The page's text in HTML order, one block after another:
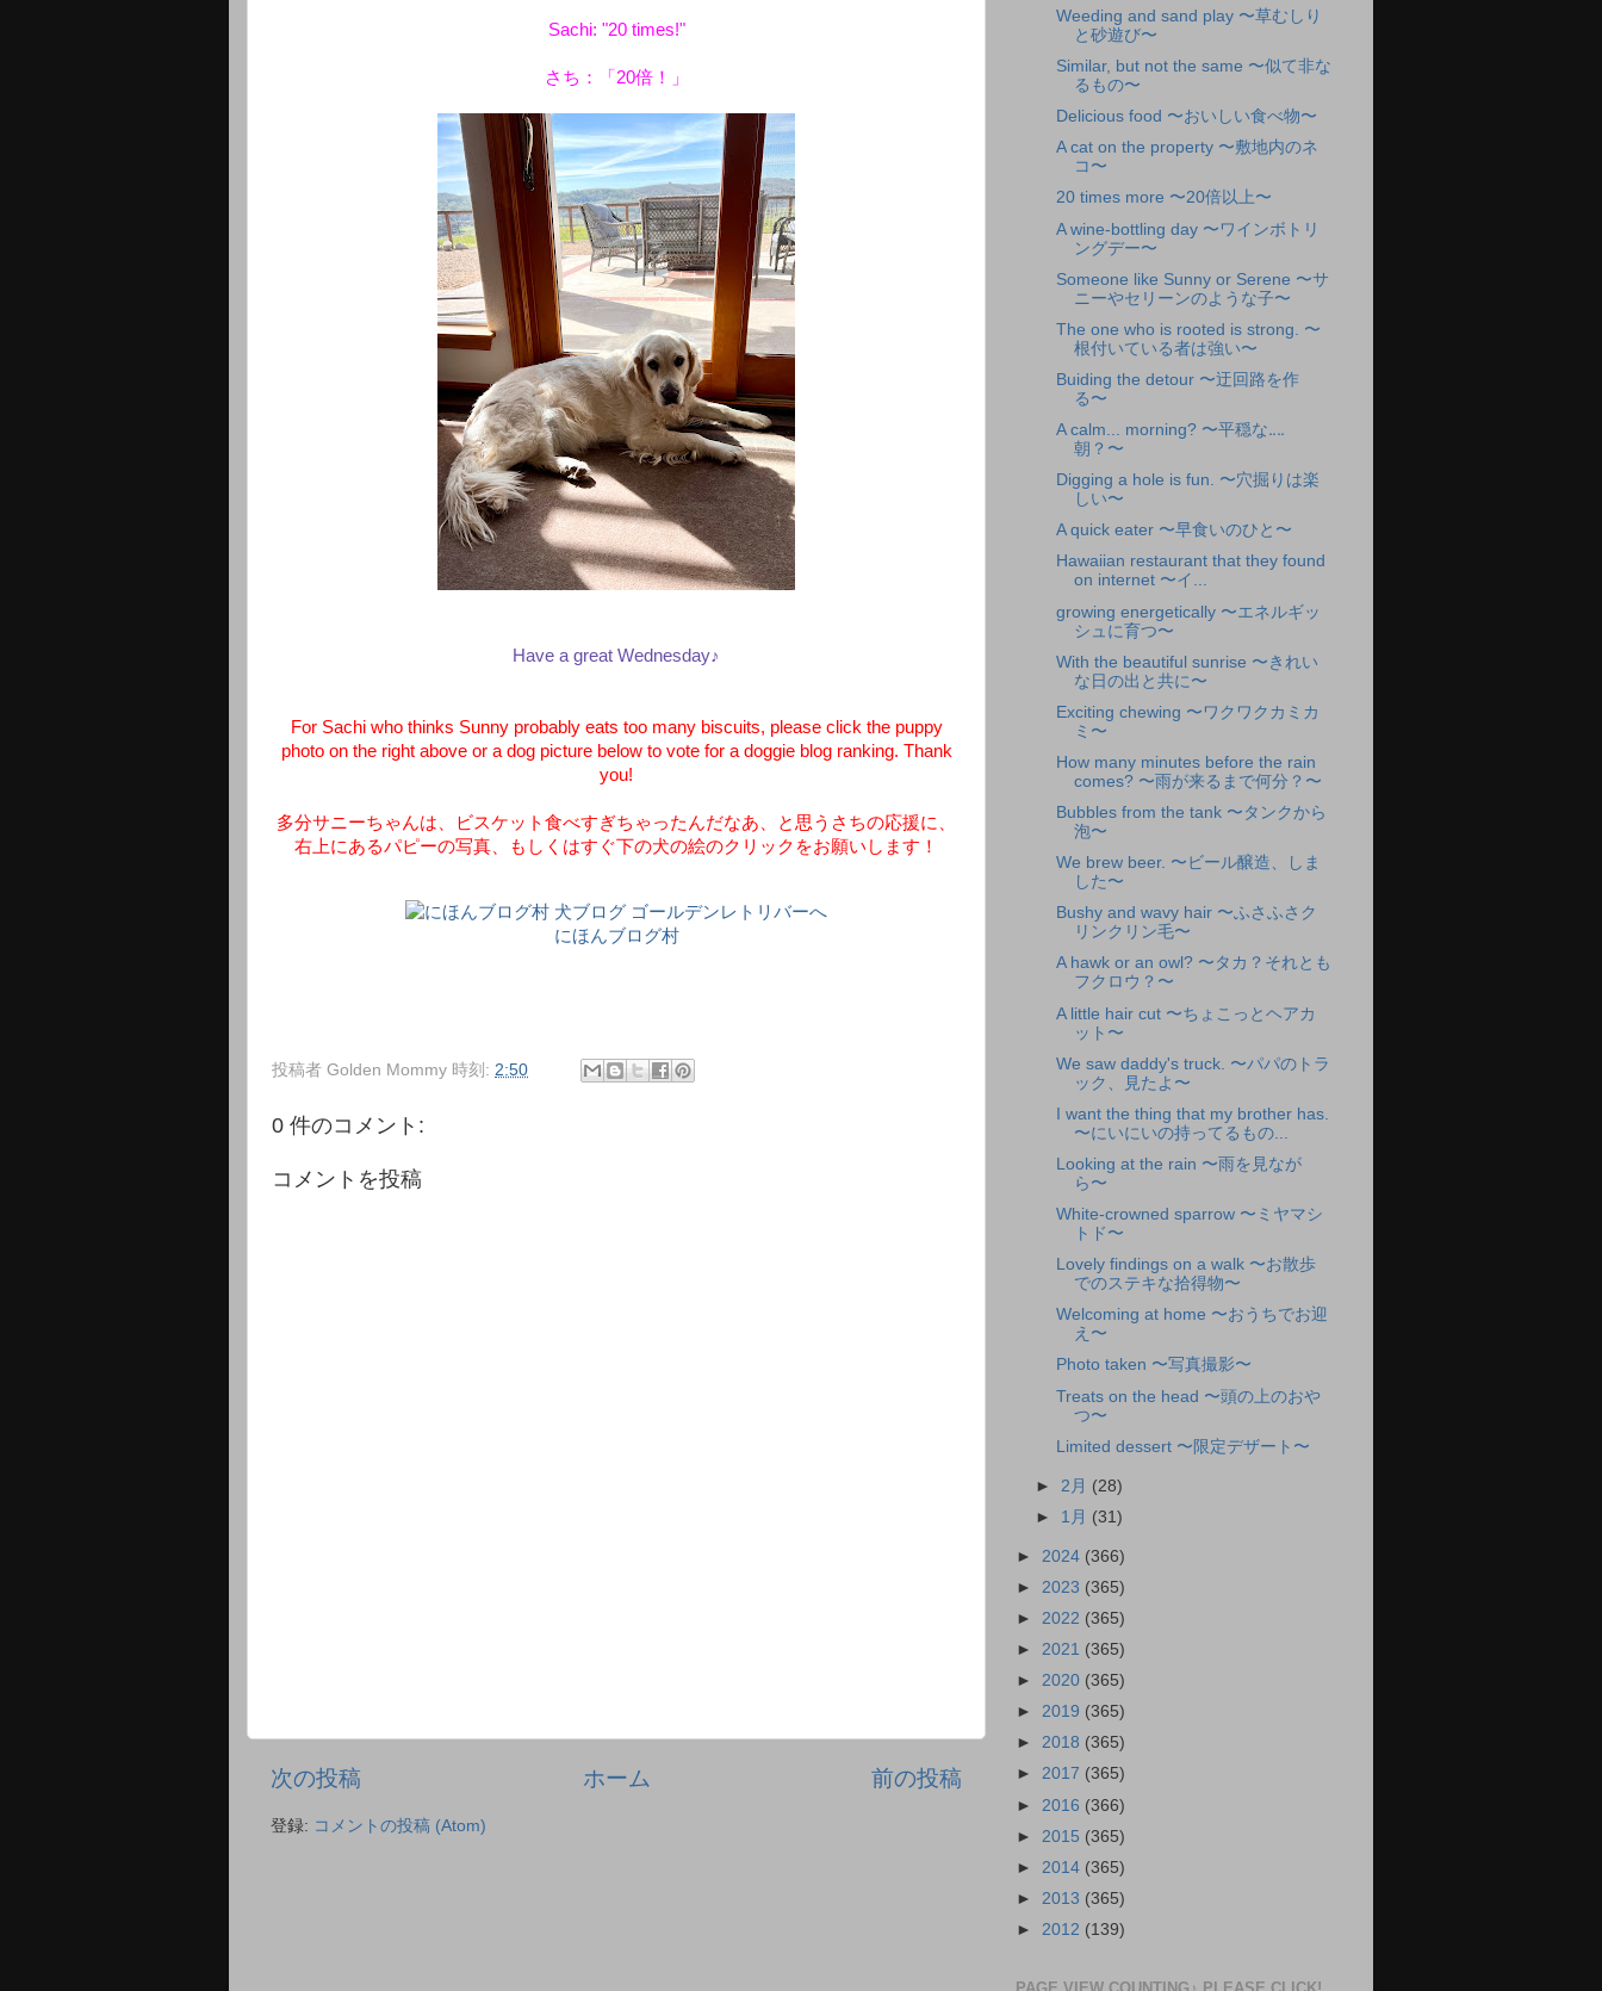
Sachi: "20 times!"
さち：「20倍！」
Have a great Wednesday♪
For Sachi who thinks Sunny probably eats too many biscuits, please click the puppy
photo on the right above or a dog picture below to vote for a doggie blog ranking. Thank
you!
多分サニーちゃんは、ビスケット食べすぎちゃったんだなあ、と思うさちの応援に、
右上にあるパピーの写真、もしくはすぐ下の犬の絵のクリックをお願いします！
にほんブログ村
投稿者 Golden Mommy 時刻: 2:50
0 件のコメント:
コメントを投稿
次の投稿 前の投稿
ホーム
登録: コメントの投稿 (Atom)
Weeding and sand play 〜草むしり
と砂遊び〜
Similar, but not the same 〜似て非な
るもの〜
Delicious food 〜おいしい食べ物〜
A cat on the property 〜敷地内のネ
コ〜
20 times more 〜20倍以上〜
A wine-bottling day 〜ワインボトリ
ングデー〜
Someone like Sunny or Serene 〜サ
ニーやセリーンのような子〜
The one who is rooted is strong. 〜
根付いている者は強い〜
Buiding the detour 〜迂回路を作
る〜
A calm... morning? 〜平穏な‥‥
朝？〜
Digging a hole is fun. 〜穴掘りは楽
しい〜
A quick eater 〜早食いのひと〜
Hawaiian restaurant that they found
on internet 〜イ...
growing energetically 〜エネルギッ
シュに育つ〜
With the beautiful sunrise 〜きれい
な日の出と共に〜
Exciting chewing 〜ワクワクカミカ
ミ〜
How many minutes before the rain
comes? 〜雨が来るまで何分？〜
Bubbles from the tank 〜タンクから
泡〜
We brew beer. 〜ビール醸造、しま
した〜
Bushy and wavy hair 〜ふさふさク
リンクリン毛〜
A hawk or an owl? 〜タカ？それとも
フクロウ？〜
A little hair cut 〜ちょこっとヘアカ
ット〜
We saw daddy's truck. 〜パパのトラ
ック、見たよ〜
I want the thing that my brother has.
〜にいにいの持ってるもの...
Looking at the rain 〜雨を見なが
ら〜
White-crowned sparrow 〜ミヤマシ
トド〜
Lovely findings on a walk 〜お散歩
でのステキな拾得物〜
Welcoming at home 〜おうちでお迎
え〜
Photo taken 〜写真撮影〜
Treats on the head 〜頭の上のおや
つ〜
Limited dessert 〜限定デザート〜
► 2月 (28)
► 1月 (31)
► 2024 (366)
► 2023 (365)
► 2022 (365)
► 2021 (365)
► 2020 (365)
► 2019 (365)
► 2018 (365)
► 2017 (365)
► 2016 (366)
► 2015 (365)
► 2014 (365)
► 2013 (365)
► 2012 (139)